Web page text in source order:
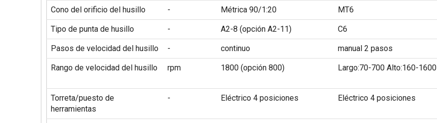
Cono del orificio del husillo - Métrica 90/1:20 MT6
Tipo de punta de husillo - A2-8 (opción A2-11) C6
Pasos de velocidad del husillo - continuo manual 2 pasos
Rango de velocidad del husillo rpm 1800 (opción 800) Largo:70-700 Alto:160-1600
Torreta/puesto de
herramientas
- Eléctrico 4 posiciones Eléctrico 4 posiciones